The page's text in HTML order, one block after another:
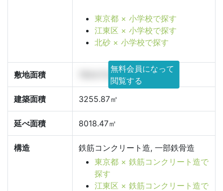
東京都 × 小学校で探す
江東区 × 小学校で探す
北砂 × 小学校で探す
敷地面積 7824.72㎡
無料会員になって
閲覧する
建築面積
3255.87㎡
延べ面積 8018.47㎡
構造
鉄筋コンクリート造, 一部鉄骨造
東京都 × 鉄筋コンクリート造で
探す
江東区 × 鉄筋コンクリート造で